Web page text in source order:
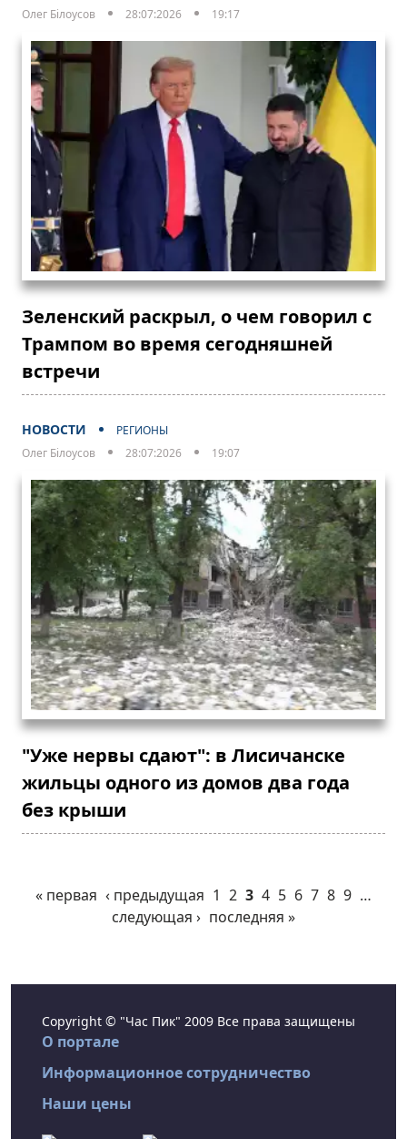
Олег Білоусов
28:07:2026 19:17
Зеленский раскрыл, о чем говорил с
Трампом во время сегодняшней
встречи
НОВОСТИ
РЕГИОНЫ
Олег Білоусов
28:07:2026 19:07
"Уже нервы сдают": в Лисичанске
жильцы одного из домов два года
без крыши
« первая ‹ предыдущая 1 2 3 4 5 6 7 8 9 …
следующая › последняя »
Copyright © "Час Пик" 2009 Все права защищены
О портале
Информационное сотрудничество
Наши цены